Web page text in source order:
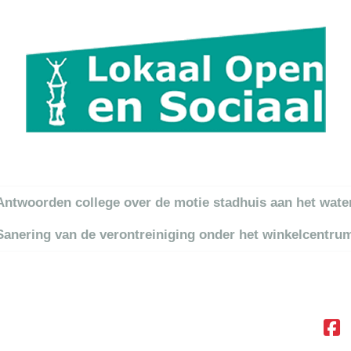
college over de motie stadhuis aan het
van de verontreiniging onder het